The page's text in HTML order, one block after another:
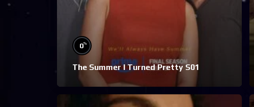
0%
The Summer I Turned Pretty S01